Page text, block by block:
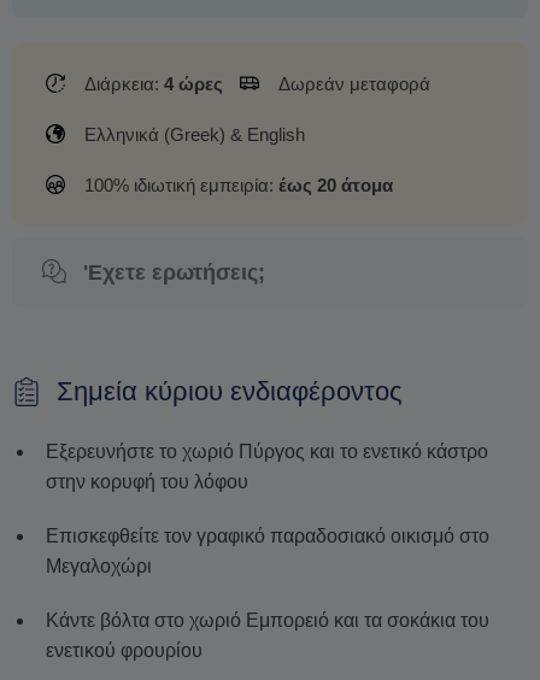
Διάρκεια: 4 ώρες Δωρεάν μεταφορά
Ελληνικά (Greek) & English
100% ιδιωτική εμπειρία: έως 20 άτομα
'Εχετε ερωτήσεις;
Σημεία κύριου ενδιαφέροντος
Εξερευνήστε το χωριό Πύργος και το ενετικό κάστρο
στην κορυφή του λόφου
Επισκεφθείτε τον γραφικό παραδοσιακό οικισμό στο
Μεγαλοχώρι
Κάντε βόλτα στο χωριό Εμπορειό και τα σοκάκια του
ενετικού φρουρίου